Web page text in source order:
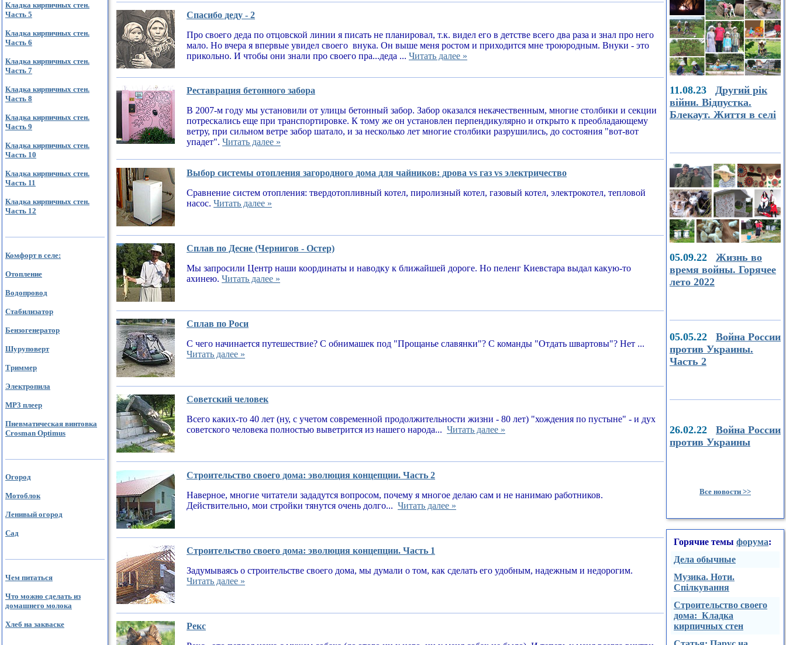
Кладка кирпичных стен.
Часть 5
Кладка кирпичных стен.
Часть 6
Кладка кирпичных стен.
Часть 7
Кладка кирпичных стен.
Часть 8
Кладка кирпичных стен.
Часть 9
Кладка кирпичных стен.
Часть 10
Кладка кирпичных стен.
Часть 11
Кладка кирпичных стен.
Часть 12
Комфорт в селе:
Отопление
Водопровод
Стабилизатор
Бензогенератор
Шуруповерт
Триммер
Электропила
MP3 плеер
Пневматическая винтовка
Crosman Optimus
Огород
Мотоблок
Ленивый огород
Сад
Чем питаться
Что можно сделать из
домашнего молока
Хлеб на закваске
Спасибо деду - 2
Про своего деда по отцовской линии я писать не планировал, т.к. видел его в детстве всего два раза и знал про него
мало. Но вчера я впервые увидел своего внука. Он выше меня ростом и приходится мне троюродным. Внуки - это
прикольно. И чтобы они знали про своего пра...деда ... Читать далее »
Реставрация бетонного забора
В 2007-м году мы установили от улицы бетонный забор. Забор оказался некачественным, многие столбики и секции
потрескались еще при транспортировке. К тому же он установлен перпендикулярно и открыто к преобладающему
ветру, при сильном ветре забор шатало, и за несколько лет многие столбики разрушились, до состояния "вот-вот
упадет". Читать далее »
Выбор системы отопления загородного дома для чайников: дрова vs газ vs электричество
Сравнение систем отопления: твердотопливный котел, пиролизный котел, газовый котел, электрокотел, тепловой
насос. Читать далее »
Сплав по Десне (Чернигов - Остер)
Мы запросили Центр наши координаты и наводку к ближайшей дороге. Но пеленг Киевстара выдал какую-то
ахинею. Читать далее »
Сплав по Роси
С чего начинается путешествие? С обнимашек под "Прощанье славянки"? С команды "Отдать швартовы"? Нет ...
Читать далее »
Советский человек
Всего каких-то 40 лет (ну, с учетом современной продолжительности жизни - 80 лет) "хождения по пустыне" - и дух
советского человека полностью выветрится из нашего народа... Читать далее »
Строительство своего дома: эволюция концепции. Часть 2
Наверное, многие читатели зададутся вопросом, почему я многое делаю сам и не нанимаю работников.
Действительно, мои стройки тянутся очень долго... Читать далее »
Строительство своего дома: эволюция концепции. Часть 1
Задумываясь о строительстве своего дома, мы думали о том, как сделать его удобным, надежным и недорогим.
Читать далее »
Рекс
11.08.23 Другий рік
війни. Відпустка.
Блекаут. Життя в селі
05.09.22 Жизнь во
время войны. Горячее
лето 2022
05.05.22 Война России
против Украины.
Часть 2
26.02.22 Война России
против Украины
Все новости >>
Горячие темы форума:
Дела обычные
Музика. Ноти.
Спілкування
Строительство своего
дома: Кладка
кирпичных стен